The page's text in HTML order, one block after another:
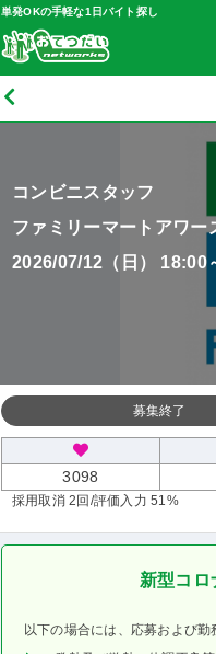
単発OKの手軽な1日バイト探し
コンビニスタッフ
ファミリーマートアワー
2026/07/12（日） 18:00
募集終了
3098
採用取消 2回 /評価入力 51%
新型コロ
以下の場合には、応募および勤